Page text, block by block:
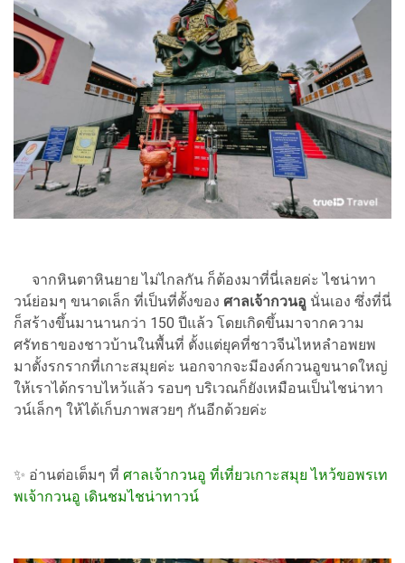
จากหินตาหินยาย ไม่ไกลกัน ก็ต้องมาที่นี่เลยค่ะ ไชน่าทา
วน์ย่อมๆ ขนาดเล็ก ที่เป็นที่ตั้งของ ศาลเจ้ากวนอู นั่นเอง ซึ่งที่นี่
ก็สร้างขึ้นมานานกว่า 150 ปีแล้ว โดยเกิดขึ้นมาจากความ
ศรัทธาของชาวบ้านในพื้นที่ ตั้งแต่ยุคที่ชาวจีนไหหลำอพยพ
มาตั้งรกรากที่เกาะสมุยค่ะ นอกจากจะมีองค์กวนอูขนาดใหญ่
ให้เราได้กราบไหว้แล้ว รอบๆ บริเวณก็ยังเหมือนเป็นไชน่าทา
วน์เล็กๆ ให้ได้เก็บภาพสวยๆ กันอีกด้วยค่ะ
✨ อ่านต่อเต็มๆ ที่ ศาลเจ้ากวนอู ที่เที่ยวเกาะสมุย ไหว้ขอพรเท
พเจ้ากวนอู เดินชมไชน่าทาวน์